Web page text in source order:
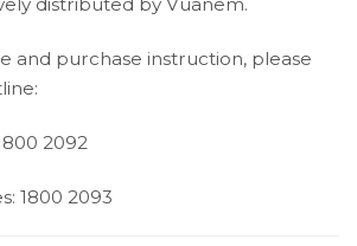
and purchase instruction, please
2092
1800 2093